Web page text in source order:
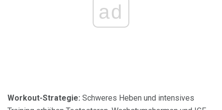
ad
Workout-Strategie: Schweres Heben und intensives